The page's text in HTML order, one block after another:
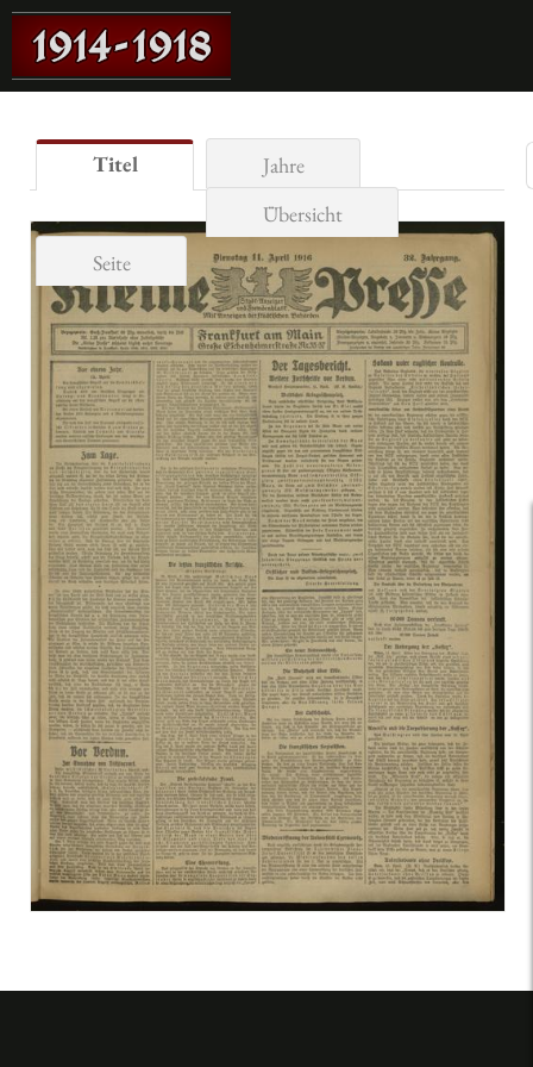
Titel
Jahre
Übersicht
Seite